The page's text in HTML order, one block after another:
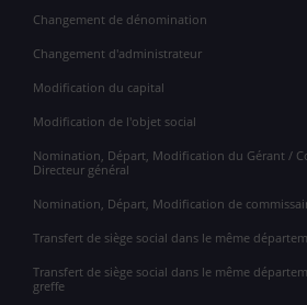
Changement de dénomination
Changement d'administrateur
Modification du capital
Modification de l'objet social
Nomination, Départ, Modification du Gérant /
Directeur général
Nomination, Départ, Modification de
Transfert de siège social dans le même
Transfert de siège social dans le même
greffe